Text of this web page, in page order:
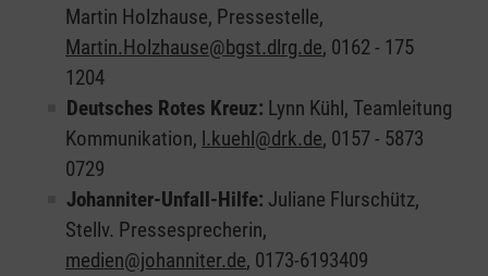
Martin Holzhause, Pressestelle,
Martin.Holzhause@bgst.dlrg.de, 0162 - 175
1204
Deutsches Rotes Kreuz: Lynn Kühl, Teamleitung
Kommunikation, l.kuehl@drk.de, 0157 - 5873
0729
Johanniter-Unfall-Hilfe: Juliane Flurschütz,
Stellv. Pressesprecherin,
medien@johanniter.de, 0173-6193409